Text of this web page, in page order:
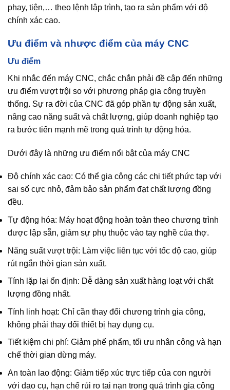
phay, tiện,… theo lệnh lập trình, tạo ra sản phẩm với độ
chính xác cao.
Ưu điểm và nhược điểm của máy CNC
Ưu điểm
Khi nhắc đến máy CNC, chắc chắn phải đề cập đến những
ưu điểm vượt trội so với phương pháp gia công truyền
thống. Sự ra đời của CNC đã góp phần tự động sản xuất,
nâng cao năng suất và chất lượng, giúp doanh nghiệp tạo
ra bước tiến mạnh mẽ trong quá trình tự động hóa.
Dưới đây là những ưu điểm nổi bật của máy CNC
Độ chính xác cao: Có thể gia công các chi tiết phức tạp với
sai số cực nhỏ, đảm bảo sản phẩm đạt chất lượng đồng
đều.
Tự động hóa: Máy hoạt động hoàn toàn theo chương trình
được lập sẵn, giảm sự phụ thuộc vào tay nghề của thợ.
Năng suất vượt trội: Làm việc liên tục với tốc độ cao, giúp
rút ngắn thời gian sản xuất.
Tính lặp lại ổn định: Dễ dàng sản xuất hàng loạt với chất
lượng đồng nhất.
Tính linh hoạt: Chỉ cần thay đổi chương trình gia công,
không phải thay đổi thiết bị hay dụng cụ.
Tiết kiệm chi phí: Giảm phế phẩm, tối ưu nhân công và hạn
chế thời gian dừng máy.
An toàn lao động: Giảm tiếp xúc trực tiếp của con người
với dao cụ, hạn chế rủi ro tai nạn trong quá trình gia công